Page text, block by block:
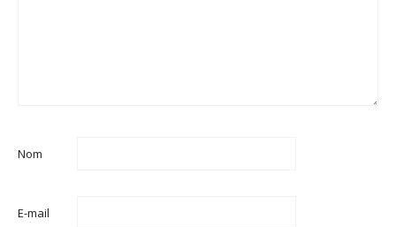
Nom
E-mail